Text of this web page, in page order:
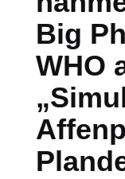
Big
WHO